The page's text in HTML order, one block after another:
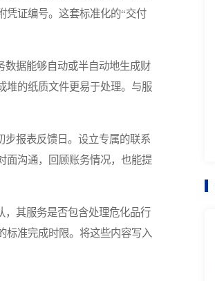
凭证编号。这套标准化的“交付
据能够自动或半自动地生成财
堆的纸质文件更易于处理。与服
报表反馈日。设立专属的联系
面沟通，回顾账务情况，也能提
其服务是否包含处理危化品行
标准完成时限。将这些内容写入